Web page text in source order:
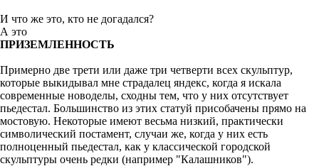
И что же это, кто не догадался?
А это
ПРИЗЕМЛЕННОСТЬ
Примерно две трети или даже три четверти всех скульптур,
которые выкидывал мне страдалец яндекс, когда я искала
современные новоделы, сходны тем, что у них отсутствует
пьедестал. Большинство из этих статуй присобачены прямо на
мостовую. Некоторые имеют весьма низкий, практически
символический постамент, случаи же, когда у них есть
полноценный пьедестал, как у классической городской
скульптуры очень редки (например "Калашников").